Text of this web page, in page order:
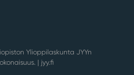
Ylioppilaskunta JYYn
| jyy.fi